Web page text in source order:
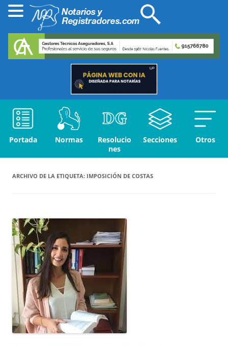
Portada Normas
Resolucio
nes
Secciones Otros
ARCHIVO DE LA ETIQUETA: IMPOSICIÓN DE COSTAS